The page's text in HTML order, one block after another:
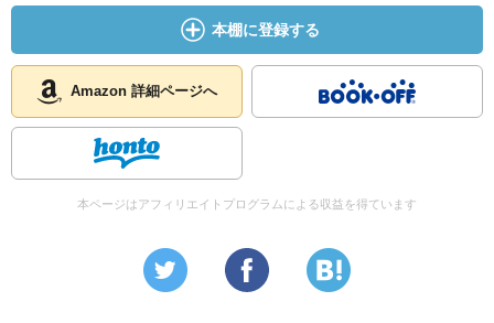
本棚に登録する
Amazon 詳細ページへ
本ページはアフィリエイトプログラムによる収益を得ています